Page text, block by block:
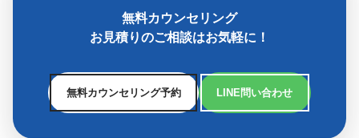
無料カウンセリング
お見積りのご相談はお気軽に！
無料カウンセリング予約 LINE問い合わせ